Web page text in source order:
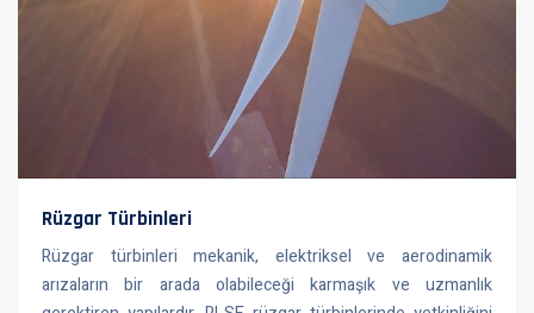
Rüzgar Türbinleri
Rüzgar türbinleri mekanik, elektriksel ve aerodinamik
arızaların bir arada olabileceği karmaşık ve uzmanlık